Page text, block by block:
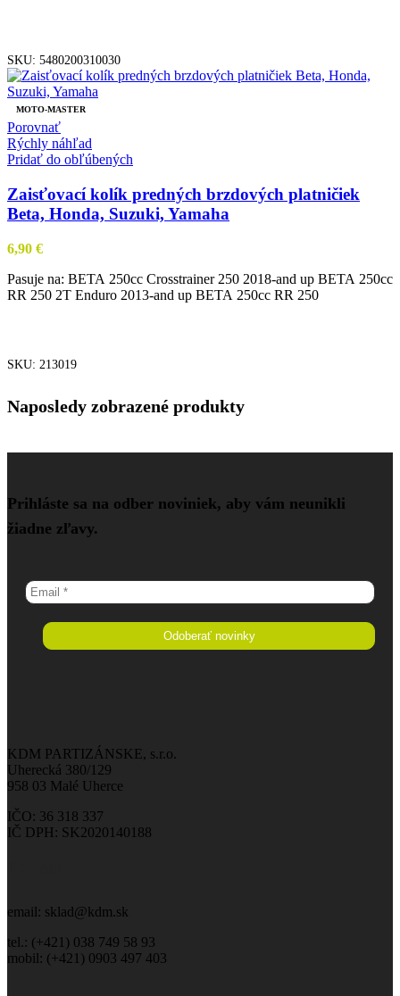
SKU: 5480200310030
MOTO-MASTER
Porovnať
Rýchly náhľad
Pridať do obľúbených
Zaisťovací kolík predných brzdových platničiek
Beta, Honda, Suzuki, Yamaha
6,90 €
Pasuje na: BETA 250cc Crosstrainer 250 2018-and up BETA 250cc
RR 250 2T Enduro 2013-and up BETA 250cc RR 250
SKU: 213019
Naposledy zobrazené produkty
Prihláste sa na odber noviniek, aby vám neunikli
žiadne zľavy.
KDM PARTIZÁNSKE, s.r.o.
Uherecká 380/129
958 03 Malé Uherce
IČO: 36 318 337
IČ DPH: SK2020140188
email: sklad@kdm.sk
tel.: (+421) 038 749 58 93
mobil: (+421) 0903 497 403